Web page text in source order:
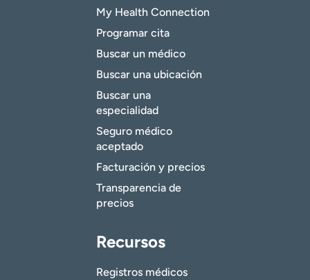
My Health Connection
Programar cita
Buscar un médico
Buscar una ubicación
Buscar una
especialidad
Seguro médico
aceptado
Facturación y precios
Transparencia de
precios
Recursos
Registros médicos